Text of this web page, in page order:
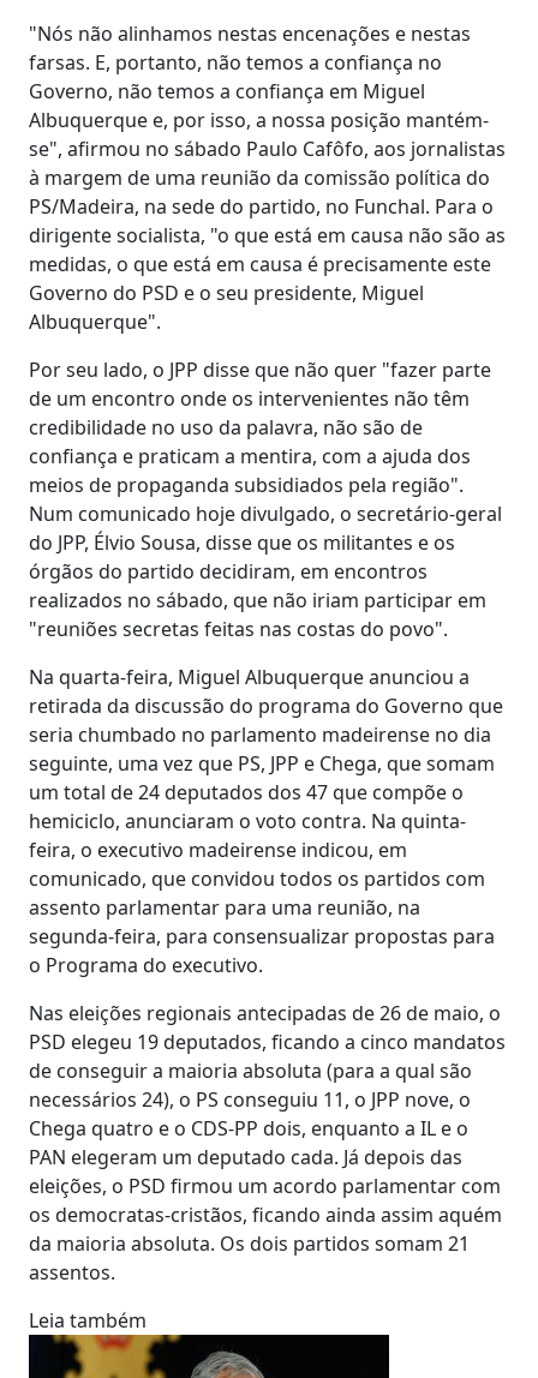
"Nós não alinhamos nestas encenações e nestas
farsas. E, portanto, não temos a confiança no
Governo, não temos a confiança em Miguel
Albuquerque e, por isso, a nossa posição mantém-
se", afirmou no sábado Paulo Cafôfo, aos jornalistas
à margem de uma reunião da comissão política do
PS/Madeira, na sede do partido, no Funchal. Para o
dirigente socialista, "o que está em causa não são as
medidas, o que está em causa é precisamente este
Governo do PSD e o seu presidente, Miguel
Albuquerque".
Por seu lado, o JPP disse que não quer "fazer parte
de um encontro onde os intervenientes não têm
credibilidade no uso da palavra, não são de
confiança e praticam a mentira, com a ajuda dos
meios de propaganda subsidiados pela região".
Num comunicado hoje divulgado, o secretário-geral
do JPP, Élvio Sousa, disse que os militantes e os
órgãos do partido decidiram, em encontros
realizados no sábado, que não iriam participar em
"reuniões secretas feitas nas costas do povo".
Na quarta-feira, Miguel Albuquerque anunciou a
retirada da discussão do programa do Governo que
seria chumbado no parlamento madeirense no dia
seguinte, uma vez que PS, JPP e Chega, que somam
um total de 24 deputados dos 47 que compõe o
hemiciclo, anunciaram o voto contra. Na quinta-
feira, o executivo madeirense indicou, em
comunicado, que convidou todos os partidos com
assento parlamentar para uma reunião, na
segunda-feira, para consensualizar propostas para
o Programa do executivo.
Nas eleições regionais antecipadas de 26 de maio, o
PSD elegeu 19 deputados, ficando a cinco mandatos
de conseguir a maioria absoluta (para a qual são
necessários 24), o PS conseguiu 11, o JPP nove, o
Chega quatro e o CDS-PP dois, enquanto a IL e o
PAN elegeram um deputado cada. Já depois das
eleições, o PSD firmou um acordo parlamentar com
os democratas-cristãos, ficando ainda assim aquém
da maioria absoluta. Os dois partidos somam 21
assentos.
Leia também